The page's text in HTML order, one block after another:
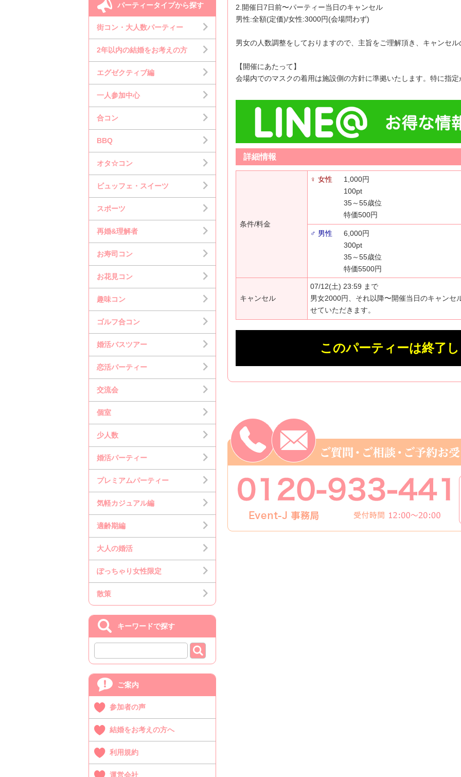
パーティータイプから探す
街コン・大人数パーティー
2年以内の結婚をお考えの方
エグゼクティブ編
一人参加中心
合コン
BBQ
オタ☆コン
ビュッフェ・スイーツ
スポーツ
再婚&理解者
お寿司コン
お花見コン
趣味コン
ゴルフ合コン
婚活バスツアー
恋活パーティー
交流会
個室
少人数
婚活パーティー
プレミアムパーティー
気軽カジュアル編
適齢期編
大人の婚活
ぽっちゃり女性限定
散策
キーワードで探す
ご案内
参加者の声
結婚をお考えの方へ
利用規約
運営会社
2.開催日7日前〜パーティー当日のキャンセル
男性:全額(定価)/女性:3000円(会場問わず)
男女の人数調整をしておりますので、主旨をご理解頂き、キャンセ
【開催にあたって】
会場内でのマスクの着用は施設側の方針に準拠いたします。特に指
詳細情報
条件/料金
♀ 女性
1,000円
100pt
35～55歳位
特価500円
♂ 男性
6,000円
300pt
35～55歳位
特価5500円
キャンセル
07/12(土) 23:59 まで
男女2000円、それ以降〜開催当日のキャンセ
せていただきます。
このパーティーは終了